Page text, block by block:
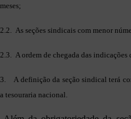
meses;
2.2. As seções sindicais com menor
2.3. A ordem de chegada das indicações
3. A definição da seção sindical terá
a tesouraria nacional.